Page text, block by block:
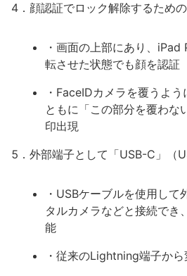
4．顔認証でロック解除するため
・画面の上部にあり、
転させた状態でも顔を認証
・FaceIDカメラを覆うよ
ともに「この部分を覆わな
印出現
5．外部端子として「USB-C」（
・USBケーブルを使用し
タルカメラなどと接続でき
能
・従来のLightning端子から